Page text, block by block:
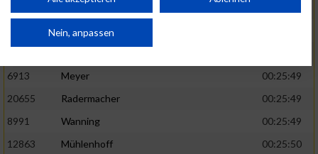
Küpper
Inhoff
6913
Meyer
00:25:49
20655
Radermacher
00:25:49
8991
Wanning
00:25:49
12863
Mühlenhoff
00:25:50
von Inhalten.
Daten können außerhalb der Europäischen Union weitergegeben und in die
Website/App.
Partnerliste anzeigen (1 IAB-Anbieter)
Wir nutzen Ihre Daten für folgende Zwecke:
Nein, anpassen